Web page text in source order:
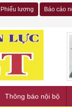
Phiếu lương Báo cáo
Thông báo nội bộ